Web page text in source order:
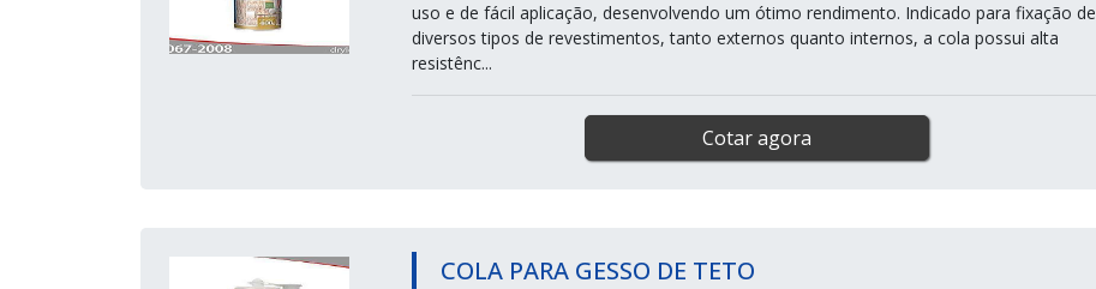
uso e de fácil aplicação, desenvolvendo um ótimo rendimento. Indicado para fixação de
diversos tipos de revestimentos, tanto externos quanto internos, a cola possui alta
resistênc...
Cotar agora
COLA PARA GESSO DE TETO